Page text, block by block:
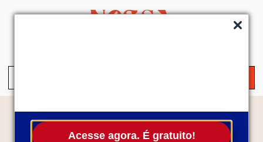
Acesse agora. É gratuito!
Temas